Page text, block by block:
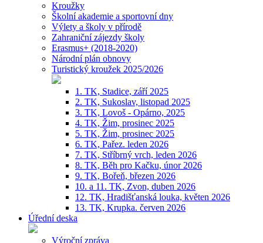
Kroužky
Školní akademie a sportovní dny
Výlety a školy v přírodě
Zahraniční zájezdy školy
Erasmus+ (2018-2020)
Národní plán obnovy
Turistický kroužek 2025/2026
1. TK, Stadice, září 2025
2. TK, Sukoslav, listopad 2025
3. TK, Lovoš - Opárno, 2025
4. TK, Žim, prosinec 2025
5. TK, Žim, prosinec 2025
6. TK, Pařez. leden 2026
7. TK, Stříbrný vrch, leden 2026
8. TK, Běh pro Kačku, únor 2026
9. TK, Bořeň, březen 2026
10. a 11. TK, Zvon, duben 2026
12. TK, Hradišťanská louka, květen 2026
13. TK, Krupka. červen 2026
Úřední deska
Výroční zpráva